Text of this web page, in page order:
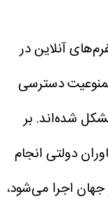
آنلاین در
دسترسی
شده‌اند. بر
دولتی انجام
جهان اجرا می‌شود،